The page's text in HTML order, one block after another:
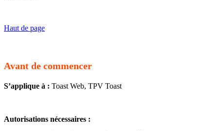
Haut de page
Avant de commencer
S’applique à : Toast Web, TPV Toast
Autorisations nécessaires :